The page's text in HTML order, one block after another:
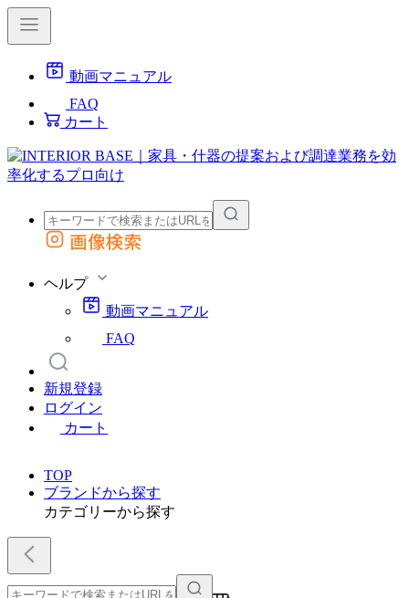
動画マニュアル
FAQ
カート
外部サイトの商品をカートに追加
画像検索
ヘルプ
動画マニュアル
FAQ
新規登録
ログイン
カート
TOP
ブランドから探す
カテゴリーから探す